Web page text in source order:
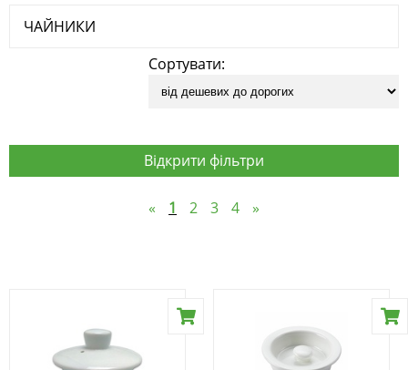
ЧАЙНИКИ
Сортувати:
Відкрити фільтри
« 1 2 3 4 »